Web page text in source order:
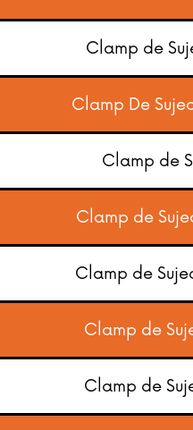
Clamp de
Clamp De
Clamp de
Clamp de
Clamp de
Clamp de
Clamp de